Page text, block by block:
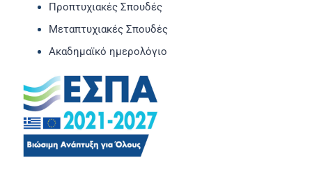
Προπτυχιακές Σπουδές
Μεταπτυχιακές Σπουδές
Ακαδημαϊκό ημερολόγιο